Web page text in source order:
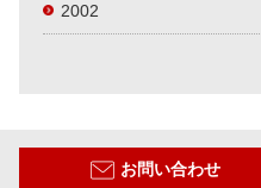
2002
お問い合わせ